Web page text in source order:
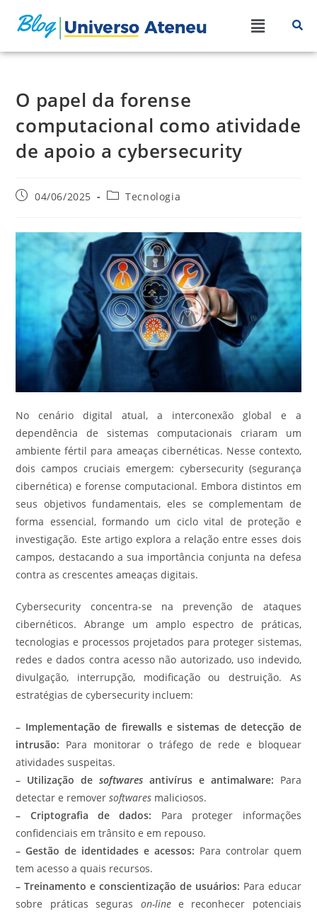
O papel da forense
computacional como atividade
de apoio a cybersecurity
04/06/2025 Tecnologia
No cenário digital atual, a interconexão global e a
dependência de sistemas computacionais criaram um
ambiente fértil para ameaças cibernéticas. Nesse contexto,
dois campos cruciais emergem: cybersecurity (segurança
cibernética) e forense computacional. Embora distintos em
seus objetivos fundamentais, eles se complementam de
forma essencial, formando um ciclo vital de proteção e
investigação. Este artigo explora a relação entre esses dois
campos, destacando a sua importância conjunta na defesa
contra as crescentes ameaças digitais.
Cybersecurity concentra-se na prevenção de ataques
cibernéticos. Abrange um amplo espectro de práticas,
tecnologias e processos projetados para proteger sistemas,
redes e dados contra acesso não autorizado, uso indevido,
divulgação, interrupção, modificação ou destruição. As
estratégias de cybersecurity incluem:
– Implementação de firewalls e sistemas de detecção de
intrusão: Para monitorar o tráfego de rede e bloquear
atividades suspeitas.
– Utilização desoftwares antivírus e antimalware: Para
detectar e removersoftwares maliciosos.
– Criptografia de dados: Para proteger informações
confidenciais em trânsito e em repouso.
– Gestão de identidades e acessos: Para controlar quem
tem acesso a quais recursos.
– Treinamento e conscientização de usuários: Para educar
sobre práticas seguras on-linee reconhecer potenciais